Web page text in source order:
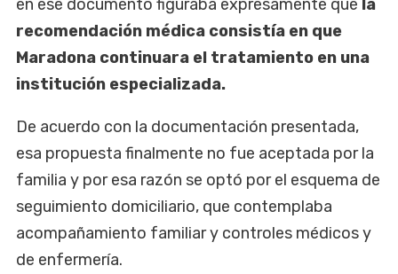
en ese documento figuraba expresamente que la
recomendación médica consistía en que
Maradona continuara el tratamiento en una
institución especializada.
De acuerdo con la documentación presentada,
esa propuesta finalmente no fue aceptada por la
familia y por esa razón se optó por el esquema de
seguimiento domiciliario, que contemplaba
acompañamiento familiar y controles médicos y
de enfermería.